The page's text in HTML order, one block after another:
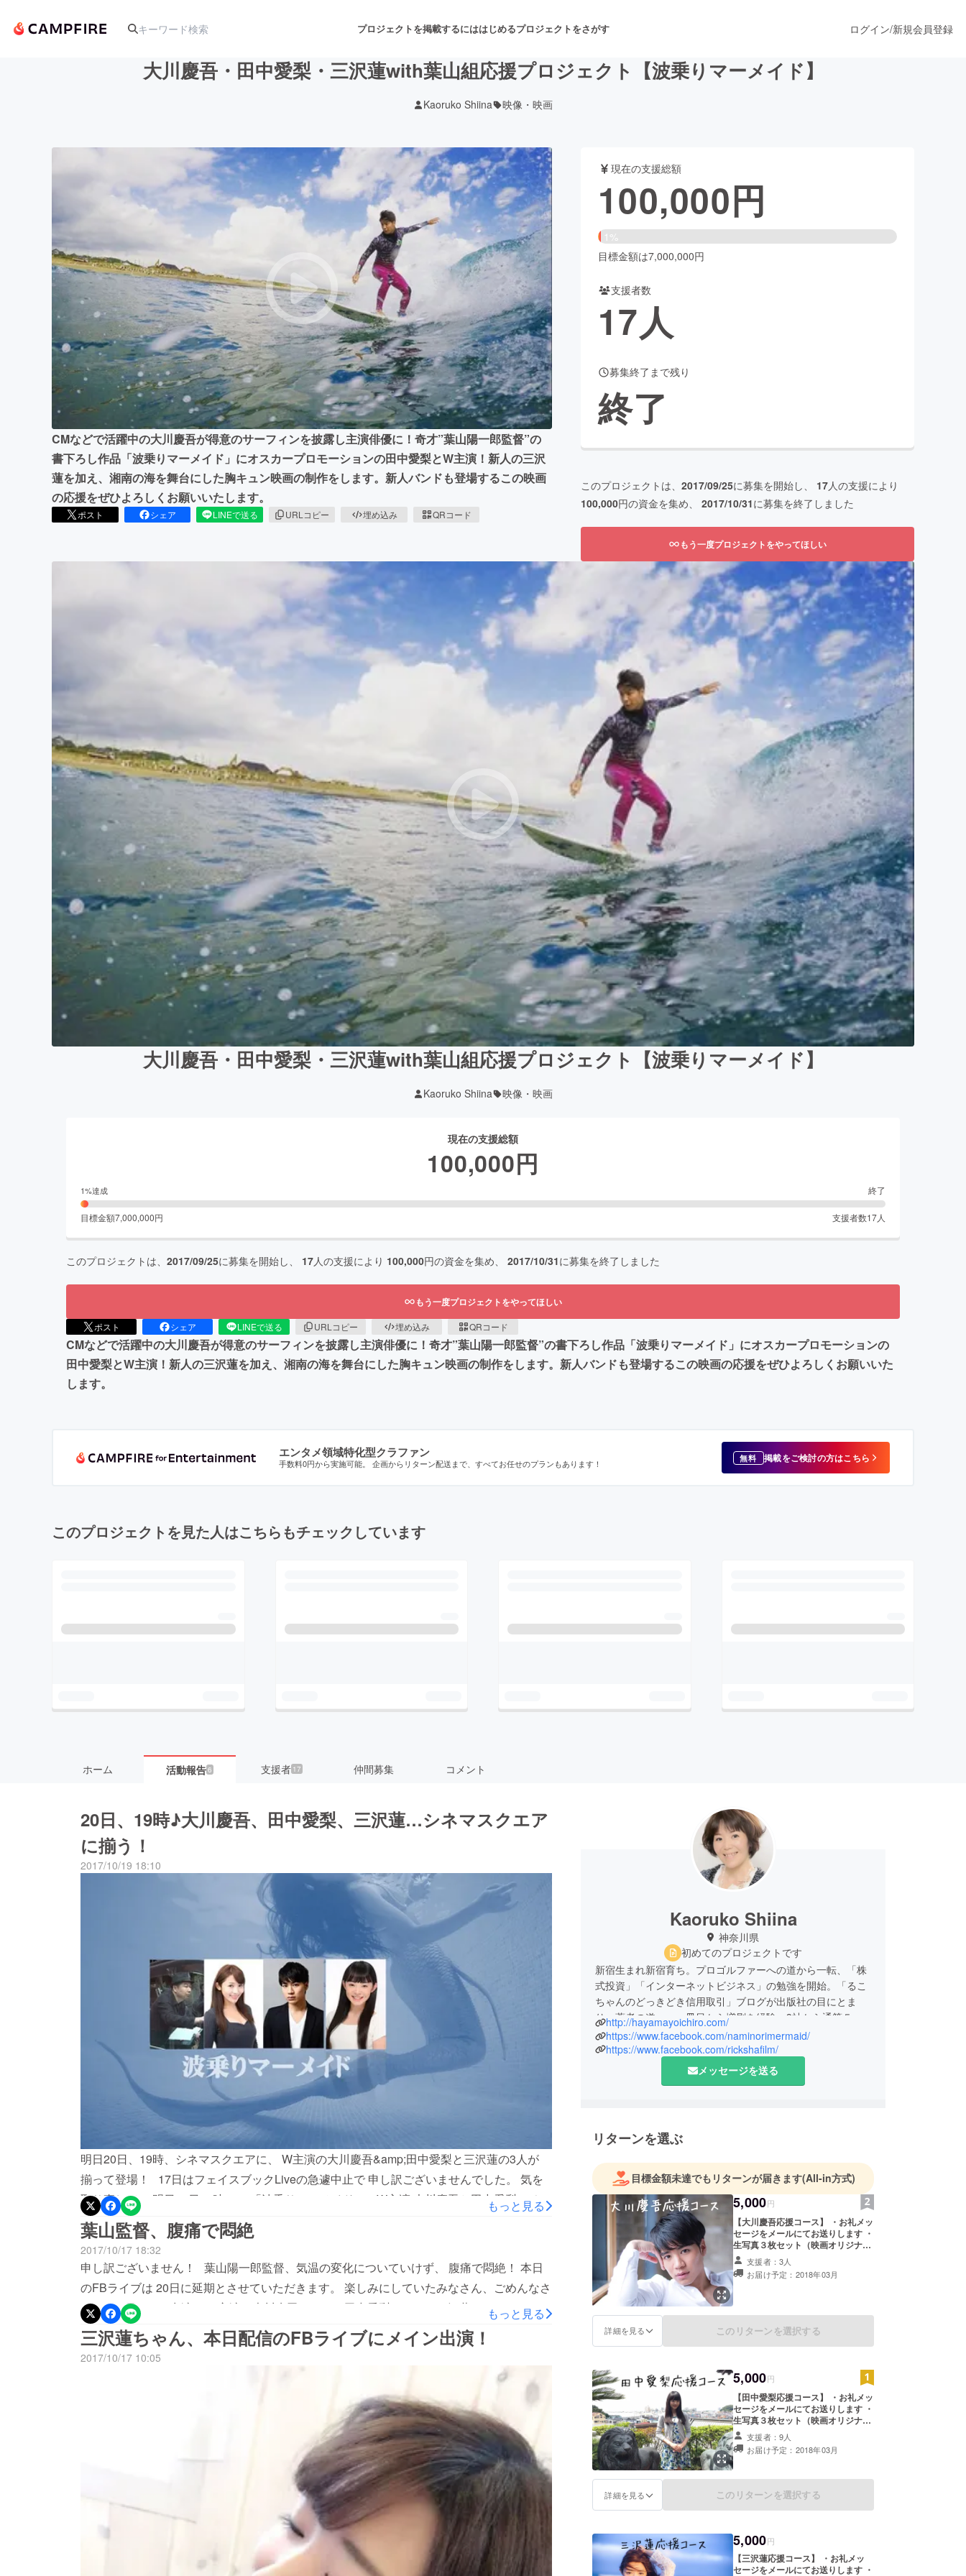
プロジェクトを掲載するにははじめるプロジェクトをさがす
アート・写真 舞台・パフォーマンス
テクノロジー・ガジェット ゲーム・サービス開発 フード・飲食店 ファッション
映像・映画 書籍・雑誌出版 アニメ・漫画
ビジネス・起業 チャレンジ ビューティー・ヘルスケア
まちづくり・地域活性化
CAMPFIRE for Social GoodCAMPFIRE Creation
CAMPFIREふるさと納税machi-yaコミュニティ
ログイン/新規会員登録
大川慶吾・田中愛梨・三沢蓮with葉山組応援プロジェクト【波乗りマーメイド】
Kaoruko Shiina 映像・映画
CMなどで活躍中の大川慶吾が得意のサーフィンを披露し主演俳優に！奇才”葉山陽一郎監督”の
書下ろし作品「波乗りマーメイド」にオスカープロモーションの田中愛梨とW主演！新人の三沢
蓮を加え、湘南の海を舞台にした胸キュン映画の制作をします。新人バンドも登場するこの映画
の応援をぜひよろしくお願いいたします。
ポスト シェア LINEで送る URLコピー 埋め込み QRコード
現在の支援総額
100,000円
1%
目標金額は7,000,000円
支援者数
17人
募集終了まで残り
終了
このプロジェクトは、 2017/09/25に募集を開始し、 17人の支援により
100,000円の資金を集め、 2017/10/31に募集を終了しました
もう一度プロジェクトをやってほしい
大川慶吾・田中愛梨・三沢蓮with葉山組応援プロジェクト【波乗りマーメイド】
Kaoruko Shiina 映像・映画
現在の支援総額
100,000円
1%達成 終了
目標金額7,000,000円 支援者数17人
このプロジェクトは、 2017/09/25に募集を開始し、 17人の支援により 100,000円の資金を集め、 2017/10/31に募集を終了しました
もう一度プロジェクトをやってほしい
ポスト シェア LINEで送る URLコピー 埋め込み QRコード
CMなどで活躍中の大川慶吾が得意のサーフィンを披露し主演俳優に！奇才”葉山陽一郎監督”の書下ろし作品「波乗りマーメイド」にオスカープロモーションの
田中愛梨とW主演！新人の三沢蓮を加え、湘南の海を舞台にした胸キュン映画の制作をします。新人バンドも登場するこの映画の応援をぜひよろしくお願いいた
します。
エンタメ領域特化型クラファン
手数料0円から実施可能。 企画からリターン配送まで、すべてお任せのプランもあります！ 無料 掲載をご検討の方はこちら
このプロジェクトを見た人はこちらもチェックしています
ホーム 活動報告6 支援者 17 仲間募集 コメント
20日、19時♪大川慶吾、田中愛梨、三沢蓮…シネマスクエア
に揃う！
2017/10/19 18:10
明日20日、19時、シネマスクエアに、 W主演の大川慶吾&amp;田中愛梨と三沢蓮の3人が
揃って登場！ 17日はフェイスブックLiveの急遽中止で 申し訳ございませんでした。 気を
取り直して！ 明日20日19時〜、 「波乗りマーメイド」のW主演 大川慶吾と田中愛梨、そし
て三沢蓮が シネマスクエアにラジオ主演します。 あ、もちろん葉山陽一郎監督も一緒
に！！ メインキャスト3人が揃う初めてのラジオ放送です。 ぜひ、聴いてください☆ シ
ネマスクエアのフェイスブックページはこちらです
https://www.facebook.com/okamurayoichi.cinema.square/
もっと見る
葉山監督、腹痛で悶絶
2017/10/17 18:32
申し訳ございません！ 葉山陽一郎監督、気温の変化についていけず、 腹痛で悶絶！ 本日
のFBライブは 20日に延期とさせていただきます。 楽しみにしていたみなさん、ごめんなさ
い！ 20日のLive出演は W主演の大川慶吾くんと、田中愛梨ちゃん、三沢蓮ちゃん のトッ
プ3と葉山陽一郎監督です。 シネマスクエアのラジオ出演をFBライブで、 別の角度からお
届けします！ よろしくお願いいたします♪
もっと見る
三沢蓮ちゃん、本日配信のFBライブにメイン出演！
2017/10/17 10:05
Kaoruko Shiina
神奈川県
初めてのプロジェクトです
新宿生まれ新宿育ち。プロゴルファーへの道から一転、「株
式投資」「インターネットビジネス」の勉強を開始。「るこ
ちゃんのどっきどき信用取引」ブログが出版社の目にとま
り、著者の道へ。一冊目から増刷を経験、3社から通算５冊
を世に送り出す。現在は自分がインプットしたスキルや情報
を活かし、個人事業主たちに”世話焼き”中。依頼が殺到し、
映画・エンターテイメント・婚活・スポーツ界などで今後も
http://hayamayoichiro.com/
https://www.facebook.com/naminorimermaid/
https://www.facebook.com/rickshafilm/
メッセージを送る
リターンを選ぶ
目標金額未達でもリターンが届きます(All-in方式)
5,000円
【大川慶吾応援コース】 ・お礼メッ
セージをメールにてお送りします ・
生写真３枚セット（映画オリジナル
衣装を着たショット） ・本作品「鑑
賞チケット」2枚 ・映画オリジナル
待ち受け画面1枚
支援者：3人
お届け予定：2018年03月
詳細を見る このリターンを選択する
5,000円
【田中愛梨応援コース】 ・お礼メッ
セージをメールにてお送りします ・
生写真３枚セット（映画オリジナル
衣装を着たショット） ・本作品「鑑
賞チケット」2枚 ・映画オリジナル
待ち受け画面1枚
支援者：9人
お届け予定：2018年03月
詳細を見る このリターンを選択する
5,000円
【三沢蓮応援コース】 ・お礼メッ
セージをメールにてお送りします ・